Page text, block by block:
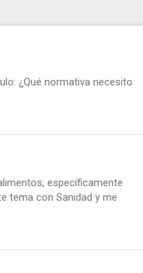
¿Qué normativa necesito
específicamente
tema con Sanidad y me